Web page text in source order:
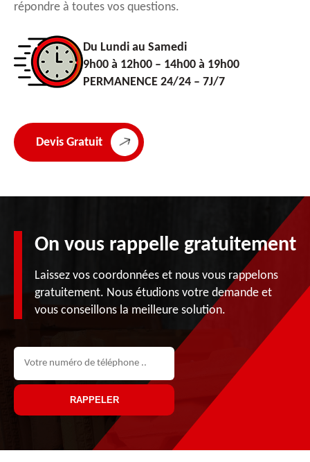
répondre à toutes vos questions.
Du Lundi au Samedi
9h00 à 12h00 – 14h00 à 19h00
PERMANENCE 24/24 – 7J/7
Devis Gratuit
On vous rappelle gratuitement
Laissez vos coordonnées et nous vous rappelons
gratuitement. Nous étudions votre demande et
vous conseillons la meilleure solution.